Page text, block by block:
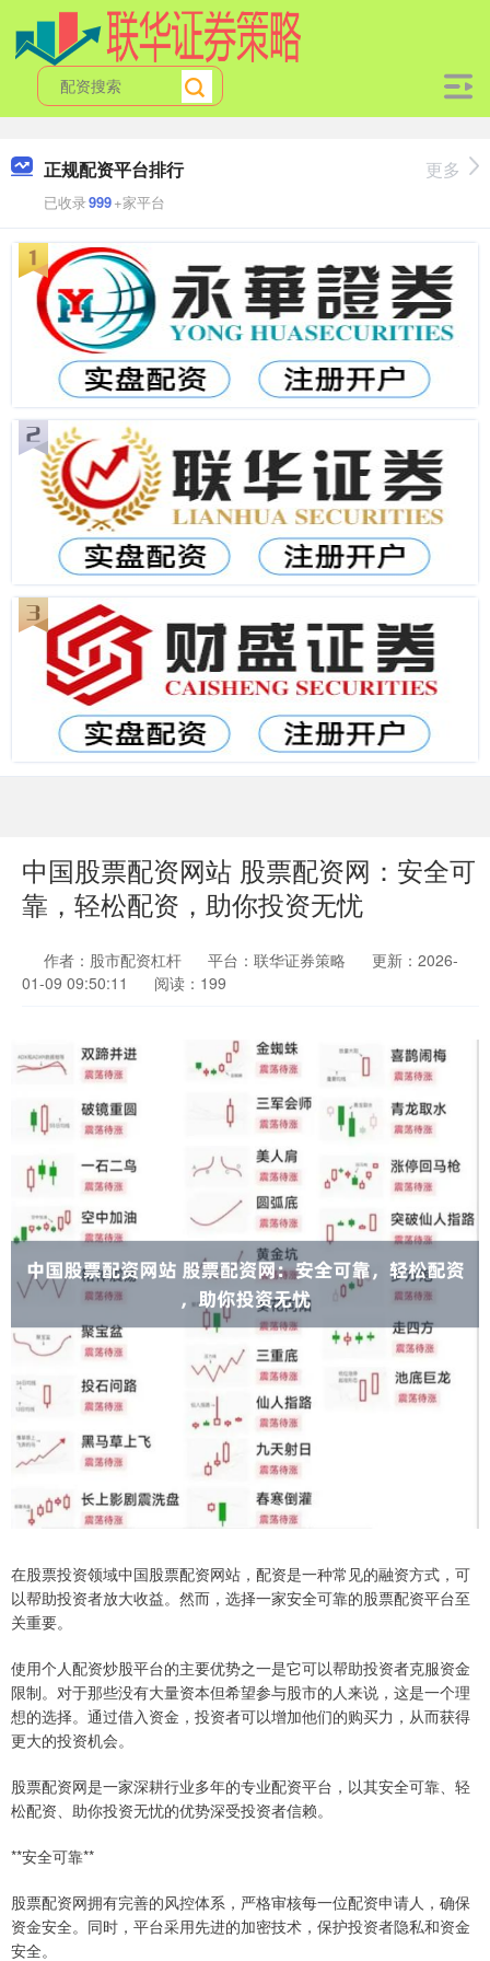
正规配资平台排行
已收录999+家平台
更多
中国股票配资网站 股票配资网：安全可
靠，轻松配资，助你投资无忧
作者：股市配资杠杆 平台：联华证券策略
更新：2026-
01-09 09:50:11
阅读：199
在股票投资领域中国股票配资网站，配资是一种常见的融资方式，可
以帮助投资者放大收益。然而，选择一家安全可靠的股票配资平台至
关重要。
使用个人配资炒股平台的主要优势之一是它可以帮助投资者克服资金
限制。对于那些没有大量资本但希望参与股市的人来说，这是一个理
想的选择。通过借入资金，投资者可以增加他们的购买力，从而获得
更大的投资机会。
股票配资网是一家深耕行业多年的专业配资平台，以其安全可靠、轻
松配资、助你投资无忧的优势深受投资者信赖。
**安全可靠**
股票配资网拥有完善的风控体系，严格审核每一位配资申请人，确保
资金安全。同时，平台采用先进的加密技术，保护投资者隐私和资金
安全。